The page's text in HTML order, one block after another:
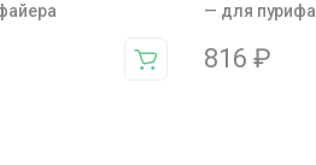
— для
816 ₽